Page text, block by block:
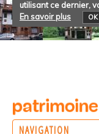
utilisant ce dernier,
En savoir plus
OK
NAVIGATION